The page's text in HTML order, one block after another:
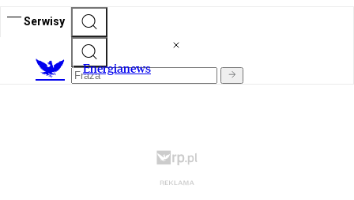
Serwisy
Energianews